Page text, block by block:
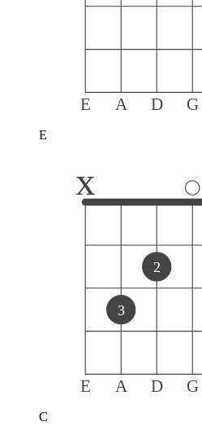
E A D G
E
E A D G
x
3
2
C